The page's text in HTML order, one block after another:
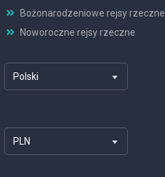
Bożonarodzeniowe rejsy rzeczne
Noworoczne rejsy rzeczne
Polski
PLN